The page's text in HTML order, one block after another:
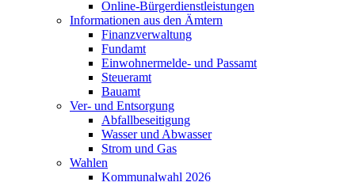
Online-Bürgerdienstleistungen
Informationen aus den Ämtern
Finanzverwaltung
Fundamt
Einwohnermelde- und Passamt
Steueramt
Bauamt
Ver- und Entsorgung
Abfallbeseitigung
Wasser und Abwasser
Strom und Gas
Wahlen
Kommunalwahl 2026